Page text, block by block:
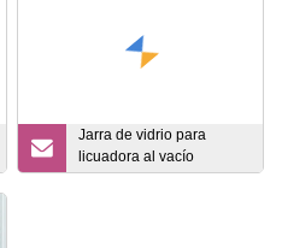
Jarra de vidrio para
licuadora al vacío
Songyang Nutri Smoothie